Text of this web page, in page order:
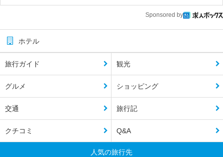
Sponsored by
ホテル
旅行ガイド 観光
グルメ ショッピング
交通 旅行記
クチコミ Q&A
人気の旅行先